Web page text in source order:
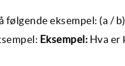
eksempel: (a /
Eksempel: Hva er